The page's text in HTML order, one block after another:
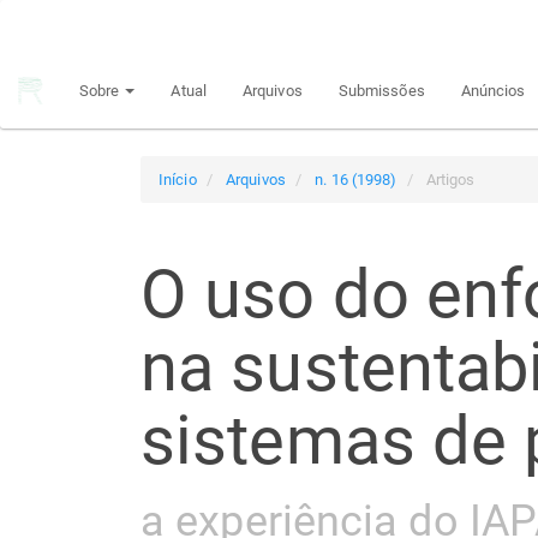
principal
Sobre Atual Arquivos Submissões Anúncios
Início Arquivos n. 16 (1998) Artigos
O uso do
na
sistemas de
a experiência do